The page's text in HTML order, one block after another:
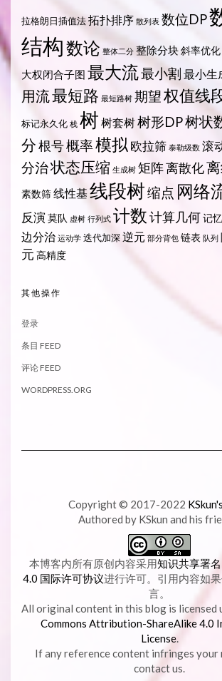
拉格朗日插值法拓扑排序 散列表 数位DP
结构数论 整体二分 整除分块斜率优化
大权闭合子图 最大流最小割 最小生
用流最短路 最短路树 期望权值线
标记永久化 栈 树 树套树树形DP树状
分根号概率模拟 欧拉筛 泰勒级数 滚
分治状态压缩 生成树 矩阵离散化
素数筛线性基 线段树缩点 网络
反演莫队 虚树 行列式 计数计算几何记
边分治 运动学 迭代加深 逆元 部分背包 链表 队列
元 高精度
其他操作
登录
条目 FEED
评论 FEED
WORDPRESS.ORG
Copyright © 2017-2022
Authored by KSkun and his
本博客内所有原创内容采用知识共享署
4.0 国际许可协议进行许可。引用内容如
言。
All original content in this blog is licensed
Commons Attribution-ShareAlike 4.0
License.
If any reference content infringes your
contact us.